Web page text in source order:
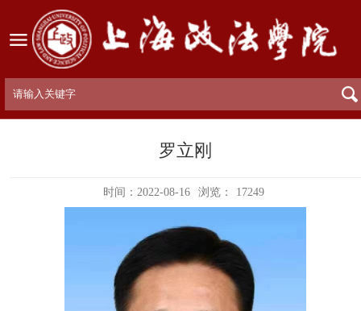
罗立刚
时间：2022-08-16 浏览： 17249